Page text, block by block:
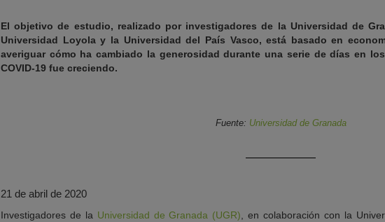
El objetivo de estudio, realizado por investigadores de la Universidad de
Universidad Loyola y la Universidad del País Vasco, está basado en
averiguar cómo ha cambiado la generosidad durante una serie de días en
COVID-19 fue creciendo.
Fuente: Universidad de Granada
21 de abril de 2020
Investigadores de la Universidad de Granada (UGR) , en colaboración con la